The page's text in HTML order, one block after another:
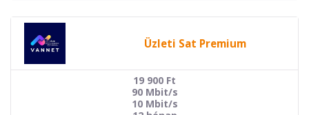
Üzleti Sat Premium
19 900 Ft
90 Mbit/s
10 Mbit/s